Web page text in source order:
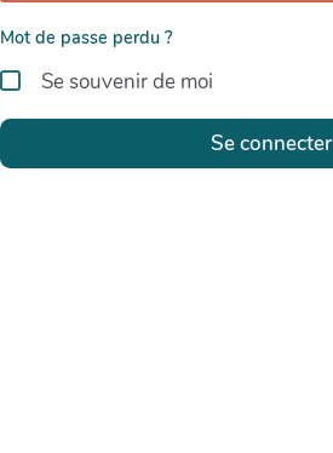
Mot de passe perdu ?
Se souvenir de moi
Se connecter